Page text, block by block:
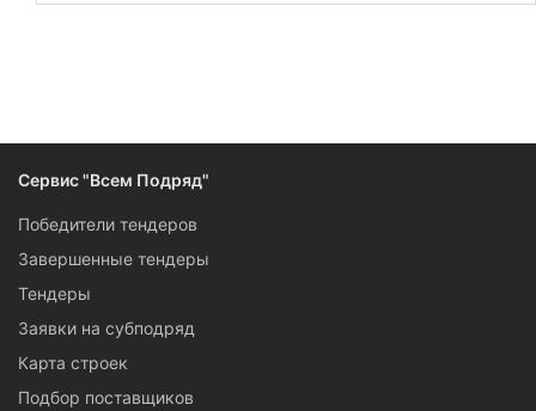
по поставке отделочных материалов.
Сервис "Всем Подряд"
Победители тендеров
Завершенные тендеры
Тендеры
Заявки на субподряд
Карта строек
Подбор поставщиков